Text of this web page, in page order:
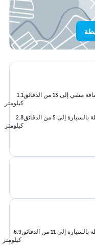
مشي إلى 13 من الدقائق
1.1
كيلومتر
إلى 5 من الدقائق
2.8
كيلومتر
إلى 11 من الدقائق
6.9
كيلومتر